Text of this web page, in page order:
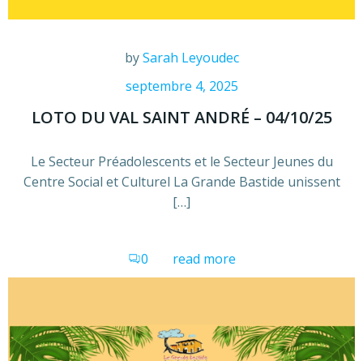
bySarah Leyoudec
septembre 4, 2025
LOTO DU VAL SAINT ANDRÉ – 04/10/25
Le Secteur Préadolescents et le Secteur Jeunes du
Centre Social et Culturel La Grande Bastide unissent
[…]
0 read more